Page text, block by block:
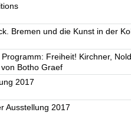
Bremen und die Kunst in der
Freiheit! Kirchner,
Botho Graef
2017
Ausstellung 2017